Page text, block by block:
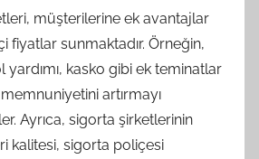
müşterilerine ek avantajlar
fiyatlar sunmaktadır. Örneğin,
yardımı, kasko gibi ek teminatlar
artırmayı
Ayrıca, sigorta şirketlerinin
kalitesi, sigorta poliçesi